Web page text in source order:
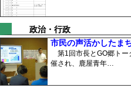
政治・行政
市民の声活かしたま
第1回市長とGO郷トー
催され、鹿屋青年…